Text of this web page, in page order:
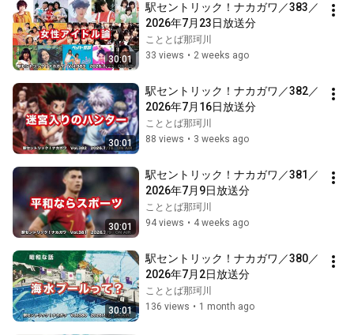
30:01
駅セントリック！ナカガワ／383／
2026年7月23日放送分
こととば那珂川
33 views • 2 weeks ago
30:01
駅セントリック！ナカガワ／382／
2026年7月16日放送分
こととば那珂川
88 views • 3 weeks ago
30:01
駅セントリック！ナカガワ／381／
2026年7月9日放送分
こととば那珂川
94 views • 4 weeks ago
30:01
駅セントリック！ナカガワ／380／
2026年7月2日放送分
こととば那珂川
136 views • 1 month ago